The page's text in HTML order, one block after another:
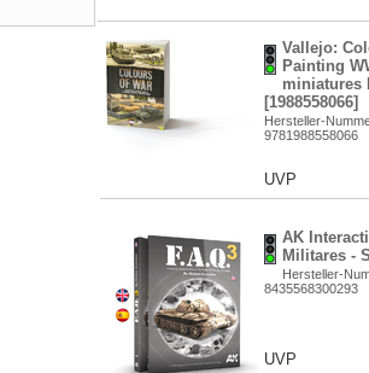
Vallejo:
Painting
miniatures
[1988558066]
Hersteller-
9781988558066
UVP
AK
Militares -
Hersteller-
8435568300293
UVP